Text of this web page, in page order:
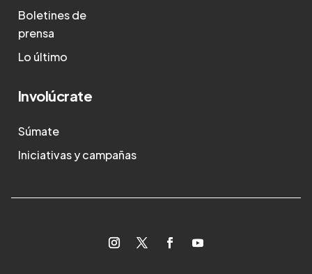
Boletines de
prensa
Lo último
Involúcrate
Súmate
Iniciativas y campañas